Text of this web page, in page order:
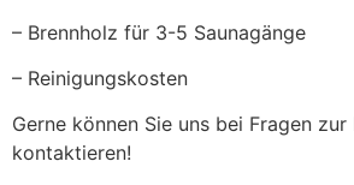
– Brennholz für 3-5 Saunagänge
– Reinigungskosten
Gerne können Sie uns bei Fragen zur
kontaktieren!